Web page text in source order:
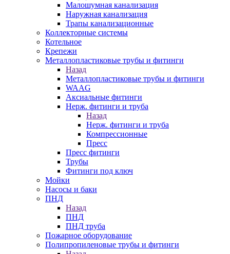
Малошумная канализация
Наружная канализация
Трапы канализационные
Коллекторные системы
Котельное
Крепежи
Металлопластиковые трубы и фитинги
Назад
Металлопластиковые трубы и фитинги
WAAG
Аксиальные фитинги
Нерж. фитинги и труба
Назад
Нерж. фитинги и труба
Компрессионные
Пресс
Пресс фитинги
Трубы
Фитинги под ключ
Мойки
Насосы и баки
ПНД
Назад
ПНД
ПНД труба
Пожарное оборудование
Полипропиленовые трубы и фитинги